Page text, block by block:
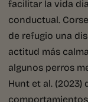
facilitar la vida
conductual.
de refugio una
actitud más
algunos perros
Hunt et al.